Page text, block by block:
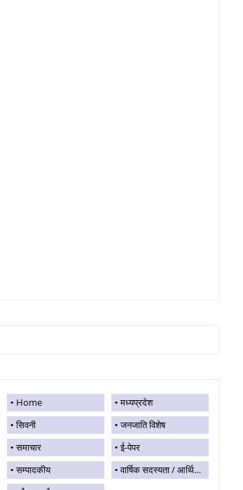
Home
मध्यप्रदेश
सिवनी
जनजाति विशेष
समाचार
ई-पेपर
सम्पादकीय
वार्षिक सदस्यता / आर्थिक सहयोग